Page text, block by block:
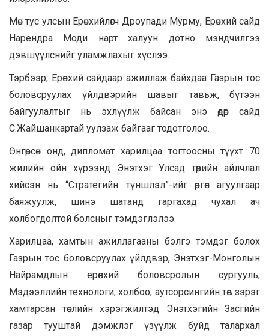
Мөн тус улсын Ерөнхийлөгч Дроупади Мурму, Ерөнхий сайд
Нарендра Моди нарт халуун дотно мэндчилгээ
дэвшүүлснийг уламжлахыг хүслээ.
Тэрбээр, Ерөнхий сайдаар ажиллаж байхдаа Газрын тос
боловсруулах үйлдвэрийн шавыг тавьж, бүтээн
байгуулалтыг нь эхлүүлж байсан энэ өдөр сайд
С.Жайшанкартай уулзаж байгааг тодотголоо.
Өнгөрсөн онд, дипломат харилцаа тогтоосны түүхт 70
жилийн ойн хүрээнд Энэтхэг Улсад төрийн айлчлал
хийсэн нь “Стратегийн түншлэл”-ийг өргөн агуулгаар
баяжуулж, шинэ шатанд гаргахад чухал ач
холбогдолтой болсныг тэмдэглэлээ.
Харилцаа, хамтын ажиллагааны бэлгэ тэмдэг болох
Газрын тос боловсруулах үйлдвэр, Энэтхэг-Монголын
Найрамдлын ерөнхий боловсролын сургууль,
Мэдээллийн технологи, холбоо, аутсорсингийн төв зэрэг
хамтарсан төслийн хэрэгжилтэд Энэтхэгийн Засгийн
газар тууштай дэмжлэг үзүүлж буйд талархал